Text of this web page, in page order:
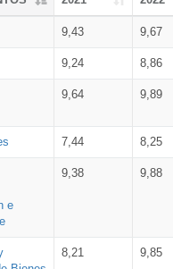
9,43 9,67
9,24 8,86
9,64 9,89
7,44 8,25
e
9,38 9,88
8,21 9,85